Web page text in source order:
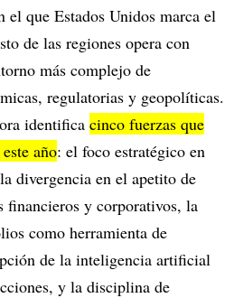
el que Estados Unidos marca el
de las regiones opera con
más complejo de
regulatorias y geopolíticas.
identifica cinco fuerzas que
año: el foco estratégico en
divergencia en el apetito de
financieros y corporativos, la
como herramienta de
de la inteligencia artificial
y la disciplina de